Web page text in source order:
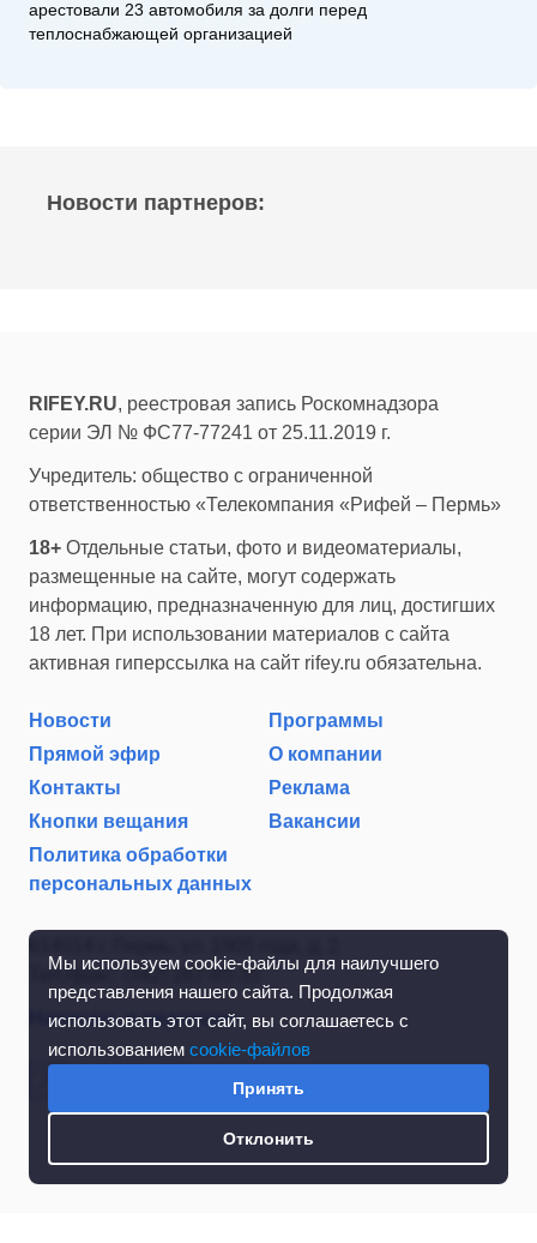
Мы используем cookie-файлы для наилучшего
представления нашего сайта. Продолжая
использовать этот сайт, вы соглашаетесь с
использованием cookie-файлов
Принять
Отклонить
арестовали 23 автомобиля за долги перед
теплоснабжающей организацией
Новости партнеров:
RIFEY.RU, реестровая запись Роскомнадзора
серии ЭЛ № ФС77-77241 от 25.11.2019 г.
Учредитель: общество с ограниченной
ответственностью «Телекомпания «Рифей – Пермь»
18+ Отдельные статьи, фото и видеоматериалы,
размещенные на сайте, могут содержать
информацию, предназначенную для лиц, достигших
18 лет. При использовании материалов с сайта
активная гиперссылка на сайт rifey.ru обязательна.
Новости
Программы
Прямой эфир
О компании
Контакты
Реклама
Кнопки вещания
Вакансии
Политика обработки
персональных данных
Тел./факс: (342) 267-85-35
Написать в редакцию